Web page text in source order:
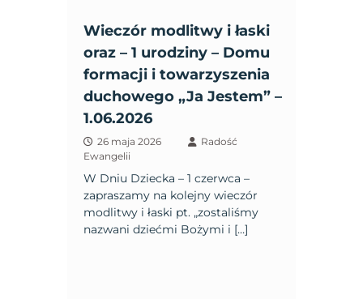
Wieczór modlitwy i łaski
oraz – 1 urodziny – Domu
formacji i towarzyszenia
duchowego „Ja Jestem” –
1.06.2026
26 maja 2026
Radość
Ewangelii
W Dniu Dziecka – 1 czerwca –
zapraszamy na kolejny wieczór
modlitwy i łaski pt. „zostaliśmy
nazwani dziećmi Bożymi i […]